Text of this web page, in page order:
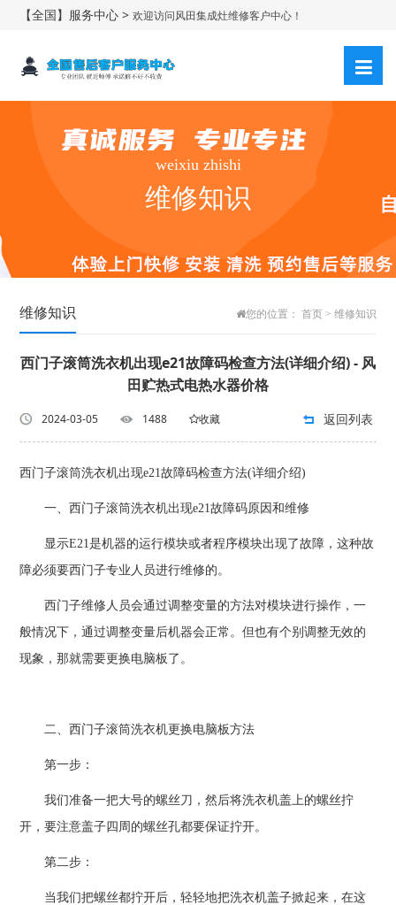
【全国】服务中心 >欢迎访问风田集成灶维修客户中心！
weixiu zhishi
维修知识
维修知识 您的位置： 首页> 维修知识
西门子滚筒洗衣机出现e21故障码检查方法(详细介绍) - 风
田贮热式电热水器价格
2024-03-05 1488 收藏 返回列表
西门子滚筒洗衣机出现e21故障码检查方法(详细介绍)
一、西门子滚筒洗衣机出现e21故障码原因和维修
显示E21是机器的运行模块或者程序模块出现了故障，这种故
障必须要西门子专业人员进行维修的。
西门子维修人员会通过调整变量的方法对模块进行操作，一
般情况下，通过调整变量后机器会正常。但也有个别调整无效的
现象，那就需要更换电脑板了。
二、西门子滚筒洗衣机更换电脑板方法
第一步：
我们准备一把大号的螺丝刀，然后将洗衣机盖上的螺丝拧
开，要注意盖子四周的螺丝孔都要保证拧开。
第二步：
当我们把螺丝都拧开后，轻轻地把洗衣机盖子掀起来，在这